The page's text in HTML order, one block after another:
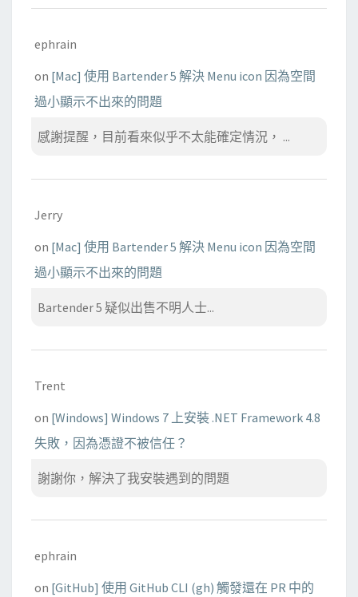
ephrain
on [Mac] 使用 Bartender 5 解決 Menu icon 因為空間
過小顯示不出來的問題
感謝提醒，目前看來似乎不太能確定情況， ...
Jerry
on [Mac] 使用 Bartender 5 解決 Menu icon 因為空間
過小顯示不出來的問題
Bartender 5 疑似出售不明人士...
Trent
on [Windows] Windows 7 上安裝 .NET Framework 4.8
失敗，因為憑證不被信任？
謝謝你，解決了我安裝遇到的問題
ephrain
on [GitHub] 使用 GitHub CLI (gh) 觸發還在 PR 中的